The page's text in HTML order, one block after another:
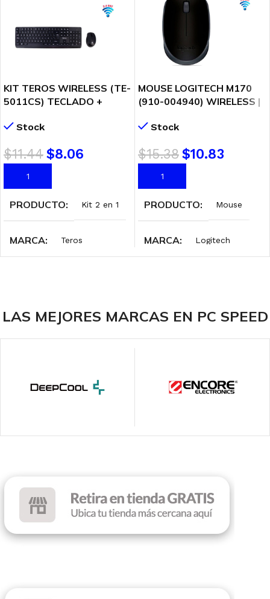
KIT TEROS WIRELESS (TE-
5011CS) TECLADO +
Stock
$11.44$8.06
AÑADIR AL CARRITO
PRODUCTO Kit 2 en 1
MARCA Teros
ILUMINACIÓN Sin RGB
MOUSE LOGITECH M170
(910-004940) WIRELESS |
Stock
$15.38$10.83
AÑADIR AL CARRITO
PRODUCTO Mouse
MARCA Logitech
DPI 1000
LAS MEJORES MARCAS EN PC SPEED